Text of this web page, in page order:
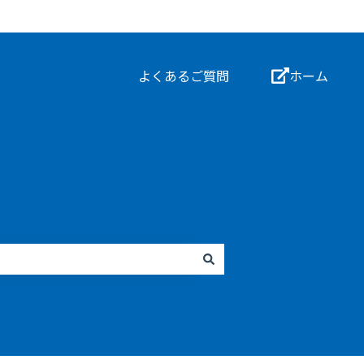
よくあるご質問 ホーム